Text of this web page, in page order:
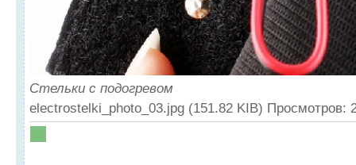
Стельки с подогревом
electrostelki_photo_03.jpg (151.82 KIB) Просмотров: